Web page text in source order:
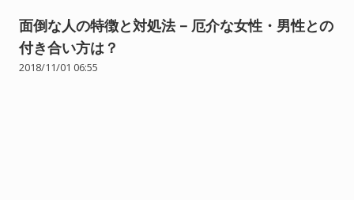
面倒な人の特徴と対処法 – 厄介な女性・男性との
付き合い方は？
2018/11/01 06:55